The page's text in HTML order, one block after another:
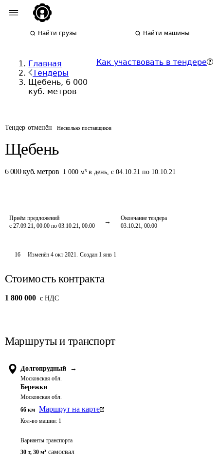
Найти грузы Найти машины
Главная
Тендеры
Щебень, 6 000
куб. метров
Как участвовать в тендере
Тендер отменён Несколько поставщиков
Щебень
6 000 куб. метров 1 000 м³ в день,с 04.10.21 по 10.10.21
Приём предложений
с 27.09.21, 00:00 по 03.10.21, 00:00
Окончание тендера
03.10.21, 00:00
16 Изменён4 окт 2021. Создан 1 янв 1
Стоимость контракта
1 800 000 c НДС
Маршруты и транспорт
Долгопрудный →
Московская обл.
Бережки
Московская обл.
66 км Маршрут на карте
Кол-во машин: 1
Варианты транспорта
30 т, 30 м³ самосвал